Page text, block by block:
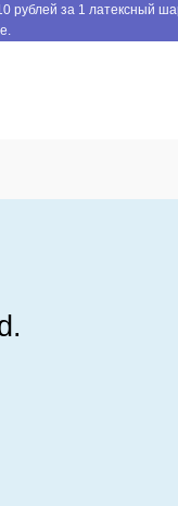
рублей за 1 латексный